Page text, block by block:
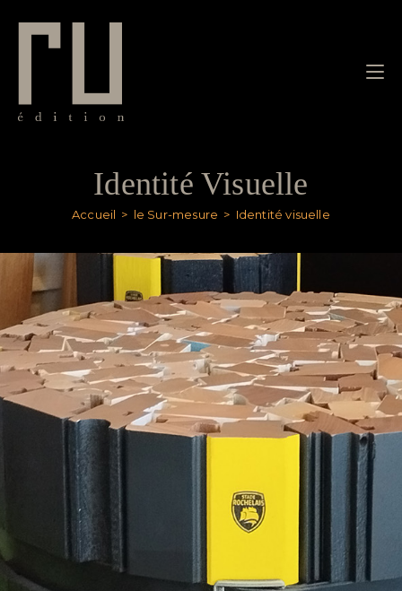
Identité Visuelle
Accueil > le Sur-mesure > Identité visuelle